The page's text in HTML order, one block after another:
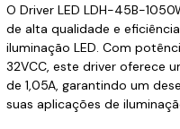
O Driver LED LDH-45B-
de alta qualidade e
iluminação LED. Com
32VCC, este driver oferece
de 1,05A, garantindo um
suas aplicações de